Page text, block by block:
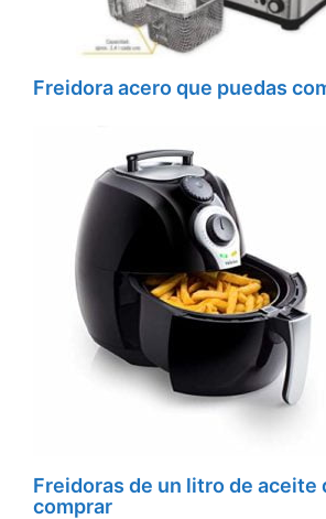
Freidora acero que puedas
Freidoras de un litro de aceite
comprar